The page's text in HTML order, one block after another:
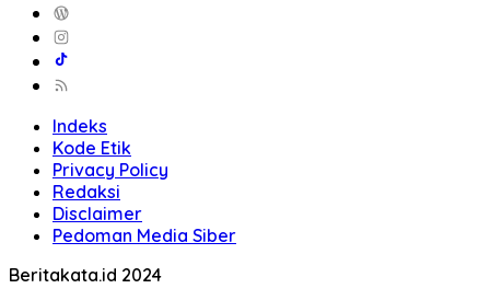
Indeks
Kode Etik
Privacy Policy
Redaksi
Disclaimer
Pedoman Media Siber
Beritakata.id 2024